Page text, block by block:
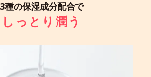
3種の保湿成分配合で
しっとり潤う